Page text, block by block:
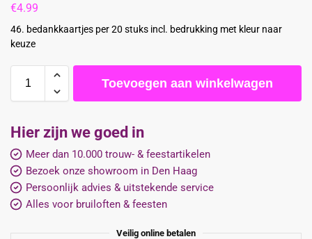
€4.99
46. bedankkaartjes per 20 stuks incl. bedrukking met kleur naar
keuze
Toevoegen aan winkelwagen
Hier zijn we goed in
Meer dan 10.000 trouw- & feestartikelen
Bezoek onze showroom in Den Haag
Persoonlijk advies & uitstekende service
Alles voor bruiloften & feesten
Veilig online betalen